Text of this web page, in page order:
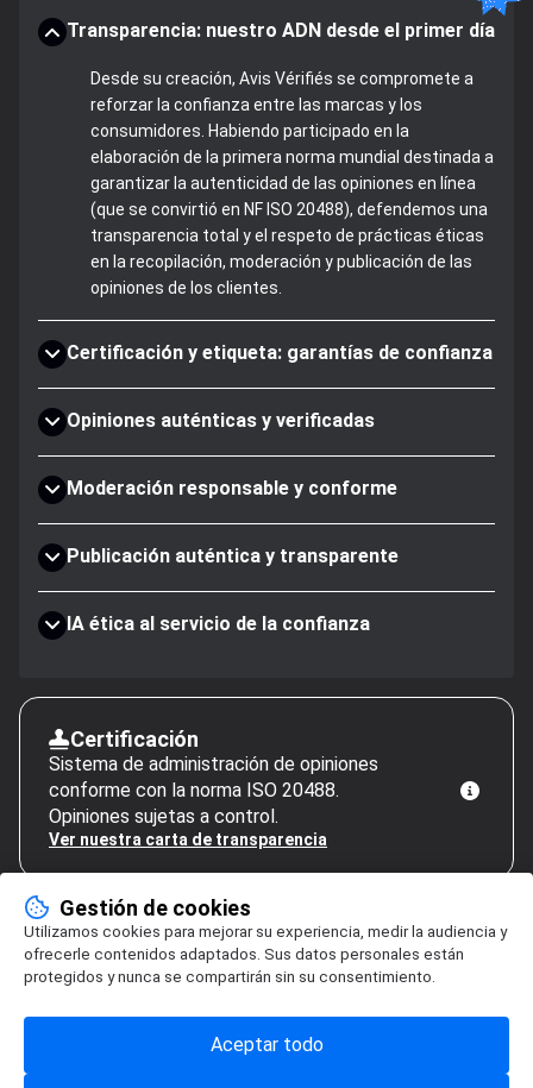
Transparencia: nuestro ADN desde el primer día
Desde su creación, Avis Vérifiés se compromete a
reforzar la confianza entre las marcas y los
consumidores. Habiendo participado en la
elaboración de la primera norma mundial destinada a
garantizar la autenticidad de las opiniones en línea
(que se convirtió en NF ISO 20488), defendemos una
transparencia total y el respeto de prácticas éticas
en la recopilación, moderación y publicación de las
opiniones de los clientes.
Certificación y etiqueta: garantías de confianza
Opiniones auténticas y verificadas
Moderación responsable y conforme
Publicación auténtica y transparente
IA ética al servicio de la confianza
Certificación
Sistema de administración de opiniones
conforme con la norma ISO 20488.
Opiniones sujetas a control.
Ver nuestra carta de transparencia
Gestión de cookies
Utilizamos cookies para mejorar su experiencia, medir la audiencia y
ofrecerle contenidos adaptados. Sus datos personales están
protegidos y nunca se compartirán sin su consentimiento.
Aceptar todo